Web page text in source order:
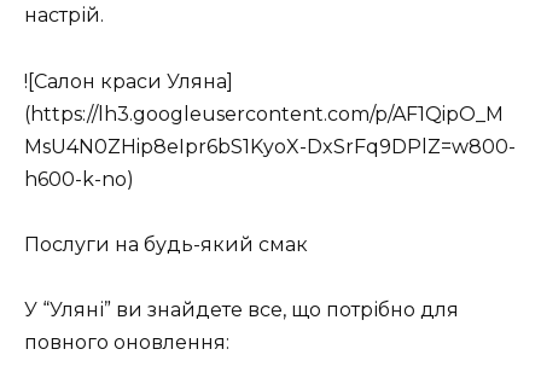
настрій.
![Салон краси Уляна]
(https://lh3.googleusercontent.com/p/AF1QipO_M
MsU4N0ZHip8eIpr6bS1KyoX-DxSrFq9DPlZ=w800-
h600-k-no)
Послуги на будь-який смак
У “Уляні” ви знайдете все, що потрібно для
повного оновлення: